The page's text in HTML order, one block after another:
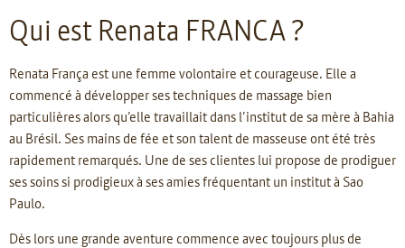
Qui est Renata FRANCA ?
Renata França est une femme volontaire et courageuse. Elle a
commencé à développer ses techniques de massage bien
particulières alors qu’elle travaillait dans l’institut de sa mère à Bahia
au Brésil. Ses mains de fée et son talent de masseuse ont été très
rapidement remarqués. Une de ses clientes lui propose de prodiguer
ses soins si prodigieux à ses amies fréquentant un institut à Sao
Paulo.
Dès lors une grande aventure commence avec toujours plus de